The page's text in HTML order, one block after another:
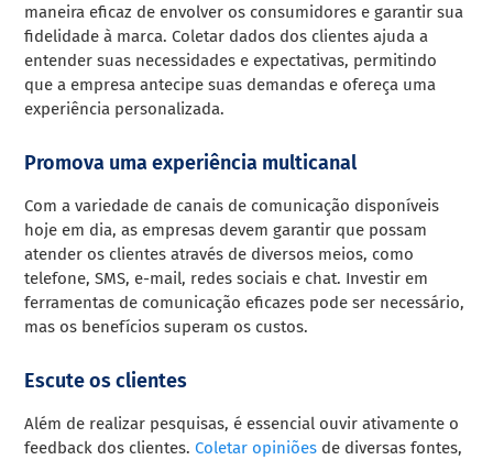
maneira eficaz de envolver os consumidores e garantir sua
fidelidade à marca. Coletar dados dos clientes ajuda a
entender suas necessidades e expectativas, permitindo
que a empresa antecipe suas demandas e ofereça uma
experiência personalizada.
Promova uma experiência multicanal
Com a variedade de canais de comunicação disponíveis
hoje em dia, as empresas devem garantir que possam
atender os clientes através de diversos meios, como
telefone, SMS, e-mail, redes sociais e chat. Investir em
ferramentas de comunicação eficazes pode ser necessário,
mas os benefícios superam os custos.
Escute os clientes
Além de realizar pesquisas, é essencial ouvir ativamente o
feedback dos clientes.Coletar opiniões de diversas fontes,